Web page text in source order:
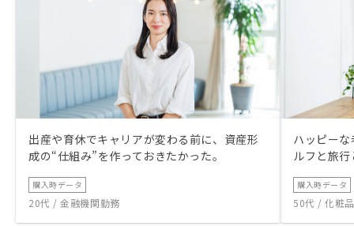
出産や育休でキャリアが変わる前に、資産形
成の“仕組み”を作っておきたかった。
購入時データ
20代 / 金融機関勤務
ハッピー
ルフと旅
購入時データ
50代 / 化粧